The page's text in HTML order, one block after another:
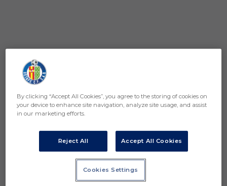
By clicking “Accept All Cookies”, you agree to the storing of cookies on
your device to enhance site navigation, analyze site usage, and assist
in our marketing efforts.
Reject All Accept All Cookies
Cookies Settings